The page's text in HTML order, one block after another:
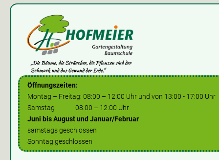
Öffnungszeiten:
Montag – Freitag: 08:00 – 12:00 Uhr und von 13:00 - 17:00 Uhr
Samstag 08:00 – 12:00 Uhr
Juni bis August und Januar/Februar
samstags geschlossen
Sonntag geschlossen